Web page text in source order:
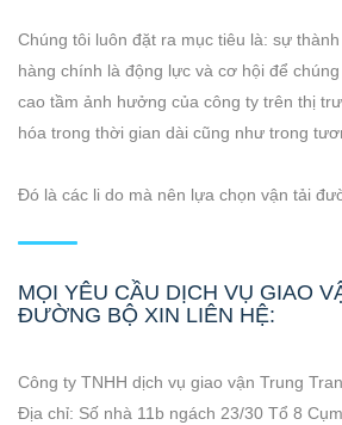
Chúng tôi luôn đặt ra mục tiêu là: sự
hàng chính là động lực và cơ hội để
cao tầm ảnh hưởng của công ty trên thị
hóa trong thời gian dài cũng như trong
Đó là các li do mà nên lựa chọn vận tải
MỌI YÊU CẦU DỊCH VỤ GIAO
ĐƯỜNG BỘ XIN LIÊN HỆ:
Công ty TNHH dịch vụ giao vận Trung
Địa chỉ: Số nhà 11b ngách 23/30 Tổ 8